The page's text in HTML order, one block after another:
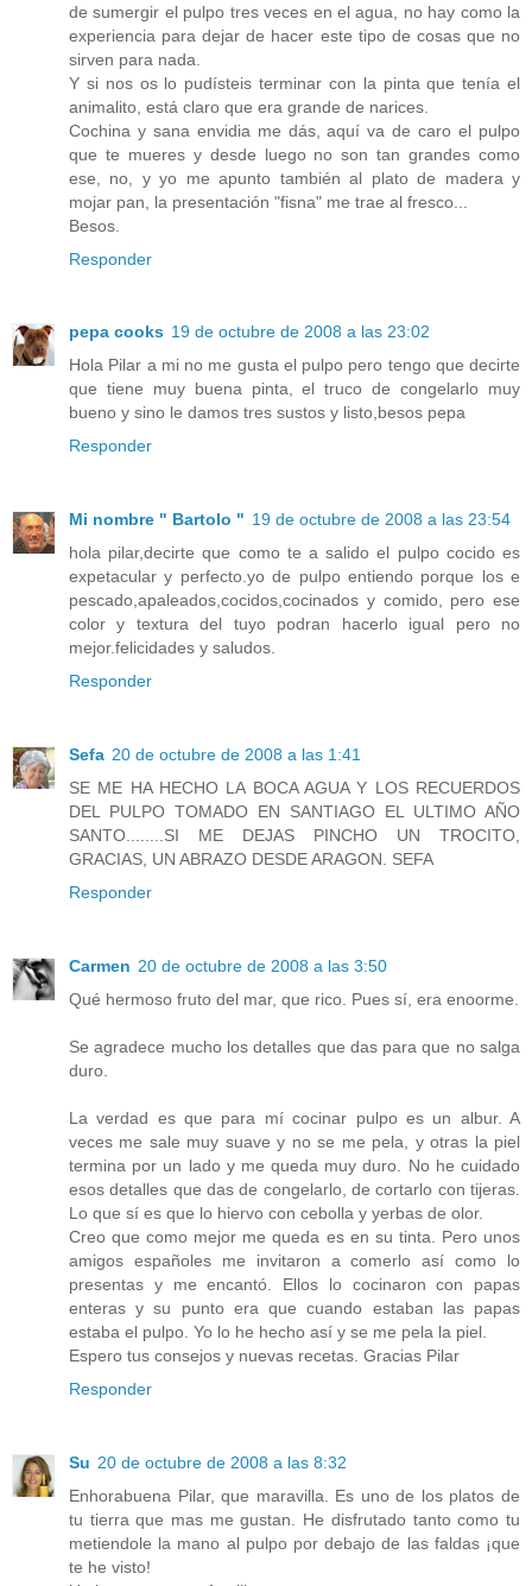
de sumergir el pulpo tres veces en el agua, no hay como la
experiencia para dejar de hacer este tipo de cosas que no
sirven para nada.
Y si nos os lo pudísteis terminar con la pinta que tenía el
animalito, está claro que era grande de narices.
Cochina y sana envidia me dás, aquí va de caro el pulpo
que te mueres y desde luego no son tan grandes como
ese, no, y yo me apunto también al plato de madera y
mojar pan, la presentación "fisna" me trae al fresco...
Besos.
Responder
pepa cooks 19 de octubre de 2008 a las 23:02
Hola Pilar a mi no me gusta el pulpo pero tengo que decirte
que tiene muy buena pinta, el truco de congelarlo muy
bueno y sino le damos tres sustos y listo,besos pepa
Responder
Mi nombre " Bartolo " 19 de octubre de 2008 a las 23:54
hola pilar,decirte que como te a salido el pulpo cocido es
expetacular y perfecto.yo de pulpo entiendo porque los e
pescado,apaleados,cocidos,cocinados y comido, pero ese
color y textura del tuyo podran hacerlo igual pero no
mejor.felicidades y saludos.
Responder
Sefa 20 de octubre de 2008 a las 1:41
SE ME HA HECHO LA BOCA AGUA Y LOS RECUERDOS
DEL PULPO TOMADO EN SANTIAGO EL ULTIMO AÑO
SANTO........SI ME DEJAS PINCHO UN TROCITO,
GRACIAS, UN ABRAZO DESDE ARAGON. SEFA
Responder
Carmen 20 de octubre de 2008 a las 3:50
Qué hermoso fruto del mar, que rico. Pues sí, era enoorme.
Se agradece mucho los detalles que das para que no salga
duro.
La verdad es que para mí cocinar pulpo es un albur. A
veces me sale muy suave y no se me pela, y otras la piel
termina por un lado y me queda muy duro. No he cuidado
esos detalles que das de congelarlo, de cortarlo con tijeras.
Lo que sí es que lo hiervo con cebolla y yerbas de olor.
Creo que como mejor me queda es en su tinta. Pero unos
amigos españoles me invitaron a comerlo así como lo
presentas y me encantó. Ellos lo cocinaron con papas
enteras y su punto era que cuando estaban las papas
estaba el pulpo. Yo lo he hecho así y se me pela la piel.
Espero tus consejos y nuevas recetas. Gracias Pilar
Responder
Su 20 de octubre de 2008 a las 8:32
Enhorabuena Pilar, que maravilla. Es uno de los platos de
tu tierra que mas me gustan. He disfrutado tanto como tu
metiendole la mano al pulpo por debajo de las faldas ¡que
te he visto!